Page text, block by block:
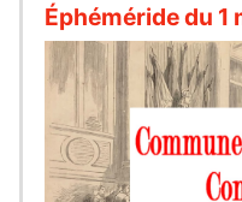
Éphéméride du 1